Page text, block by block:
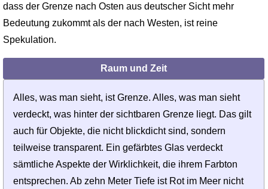
dass der Grenze nach Osten aus deutscher Sicht mehr
Bedeutung zukommt als der nach Westen, ist reine
Spekulation.
Raum und Zeit
Alles, was man sieht, ist Grenze. Alles, was man sieht
verdeckt, was hinter der sichtbaren Grenze liegt. Das gilt
auch für Objekte, die nicht blickdicht sind, sondern
teilweise transparent. Ein gefärbtes Glas verdeckt
sämtliche Aspekte der Wirklichkeit, die ihrem Farbton
entsprechen. Ab zehn Meter Tiefe ist Rot im Meer nicht